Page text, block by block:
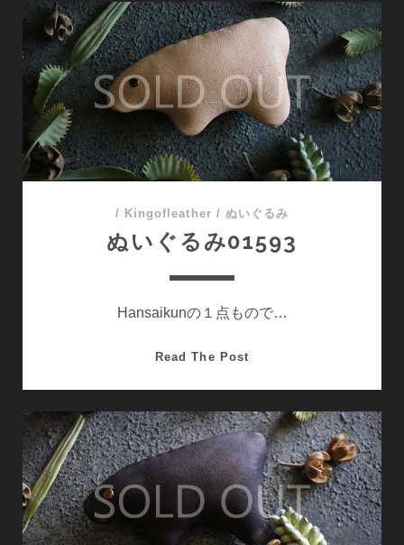
る
み
01590
/ Kingofleather / ぬいぐるみ
ぬいぐるみ01593
Hansaikunの１点もので…
Read The Postぬ
る
み
01593